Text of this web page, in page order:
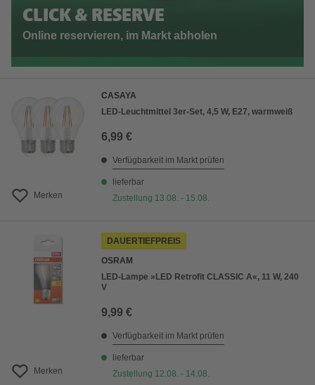
CLICK & RESERVE
Online reservieren, im Markt abholen
Merken
CASAYA
LED-Leuchtmittel 3er-Set, 4,5 W, E27, warmweiß
6,99 €
Verfügbarkeit im Markt prüfen
lieferbar
Zustellung 13.08. - 15.08.
Merken
DAUERTIEFPREIS
OSRAM
LED-Lampe »LED Retrofit CLASSIC A«, 11 W, 240
V
9,99 €
Verfügbarkeit im Markt prüfen
lieferbar
Zustellung 12.08. - 14.08.